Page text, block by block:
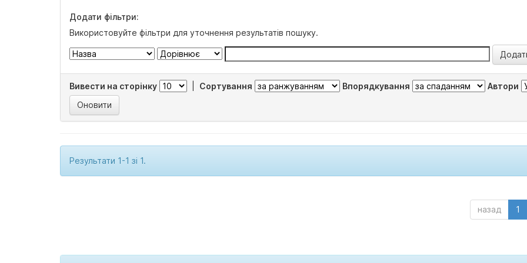
Додати фільтри:
Використовуйте фільтри для уточнення результатів пошуку.
Вивести на сторінку Сортування Впорядкування Автори
Результати 1-1 зі 1.
назад 1